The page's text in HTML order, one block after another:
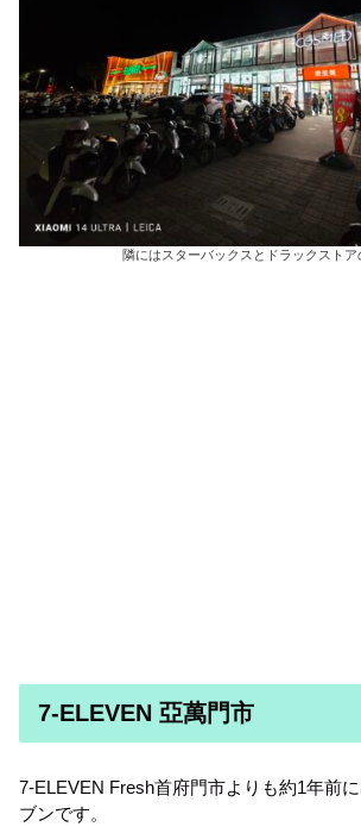
隣にはスターバックスとドラックストア
7-ELEVEN 亞萬門市
7-ELEVEN Fresh首府門市よりも約1年前
ブンです。